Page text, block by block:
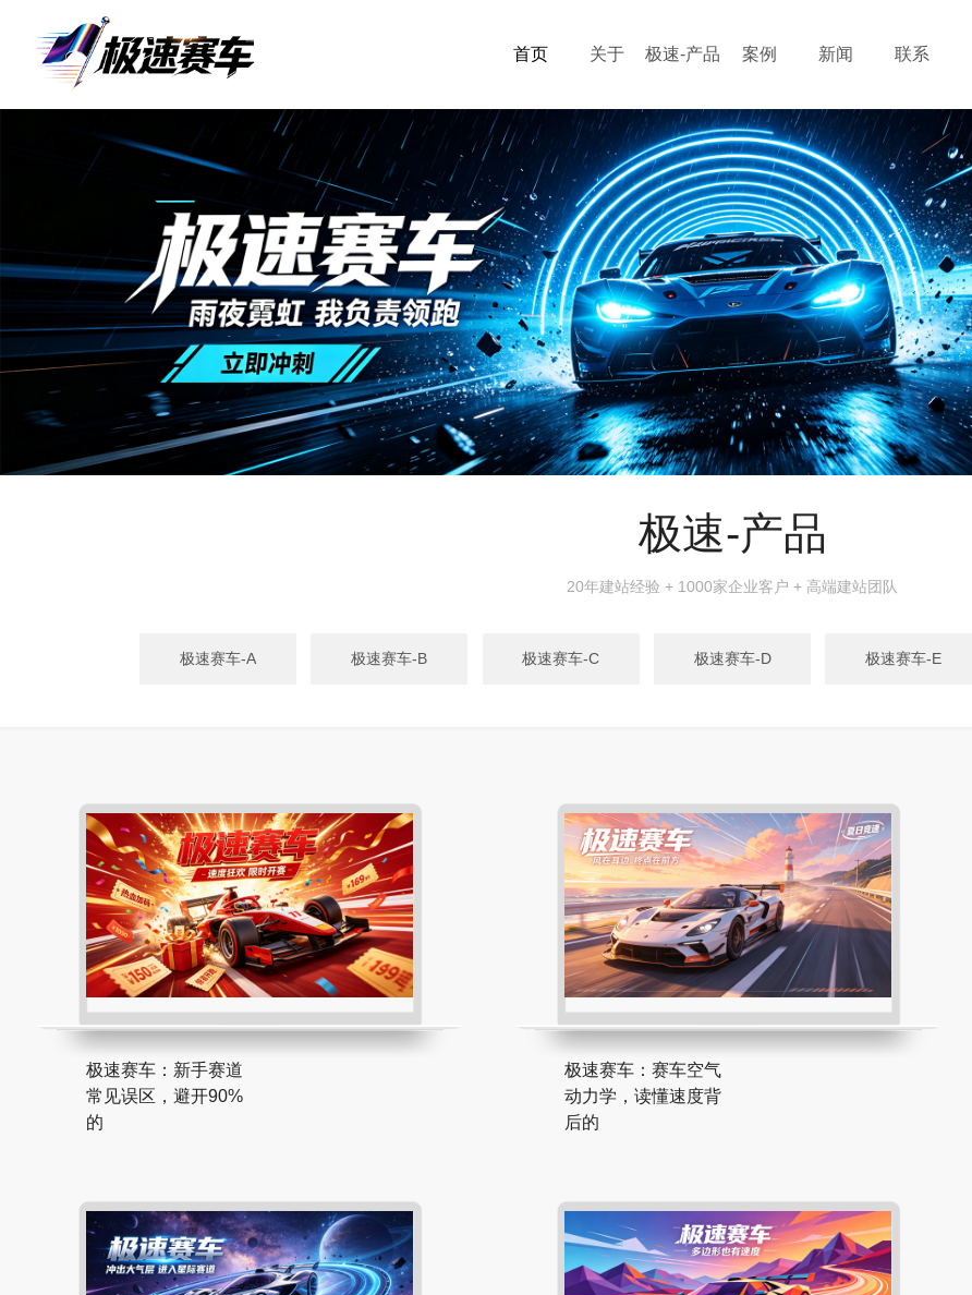
首页 关于 极速-产品 案例 新闻 联系
极速-产品
20年建站经验 + 1000家企业客户 + 高端建站团队
极速赛车-A 极速赛车-B 极速赛车-C 极速赛车-D 极速赛车-E
极速赛车：新手赛道
常见误区，避开90%
的
极速赛车：赛车空气
动力学，读懂速度背
后的